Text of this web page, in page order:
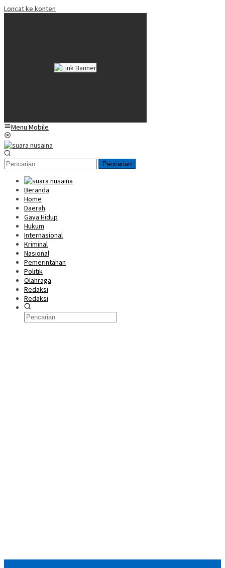
Loncat ke konten
Menu Mobile
Pencarian
Beranda
Home
Daerah
Gaya Hidup
Hukum
Internasional
Kriminal
Nasional
Pemerintahan
Politik
Olahraga
Redaksi
Redaksi